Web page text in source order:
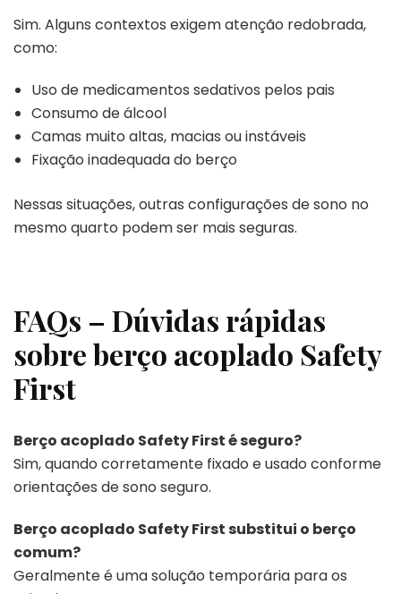
Sim. Alguns contextos exigem atenção redobrada,
como:
Uso de medicamentos sedativos pelos pais
Consumo de álcool
Camas muito altas, macias ou instáveis
Fixação inadequada do berço
Nessas situações, outras configurações de sono no
mesmo quarto podem ser mais seguras.
FAQs – Dúvidas rápidas
sobre berço acoplado Safety
First
Berço acoplado Safety First é seguro?
Sim, quando corretamente fixado e usado conforme
orientações de sono seguro.
Berço acoplado Safety First substitui o berço
comum?
Geralmente é uma solução temporária para os